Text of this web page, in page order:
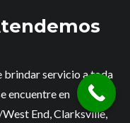
brindar servicio a toda
encuentre en
End, Clarksville,